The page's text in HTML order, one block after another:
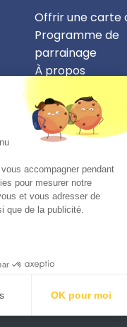
Offrir une carte
Programme de
parrainage
À propos
Devenir
CSE et
applicable en
accompagner pendant
pour mesurer notre
et vous adresser de
que de la publicité.
OK pour moi